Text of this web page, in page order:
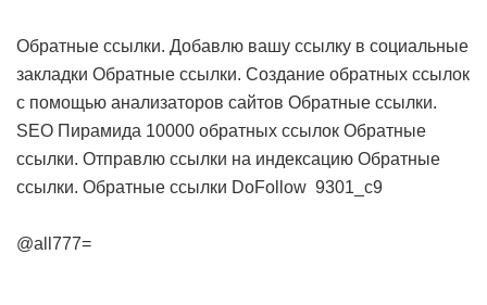
Обратные ссылки. Добавлю вашу ссылку в социальные
закладки Обратные ссылки. Создание обратных ссылок
с помощью анализаторов сайтов Обратные ссылки.
SEO Пирамида 10000 обратных ссылок Обратные
ссылки. Отправлю ссылки на индексацию Обратные
ссылки. Обратные ссылки DoFollow 9301_c9
@all777=